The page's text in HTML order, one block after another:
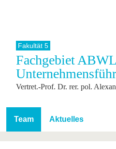
Studium
Studium
International
Internationales
Aus dem
Für internationale
Kontakt
Fakultät 5
Fachgebiet
Vertret.-Prof. Dr. rer. pol.
Team Aktuelles